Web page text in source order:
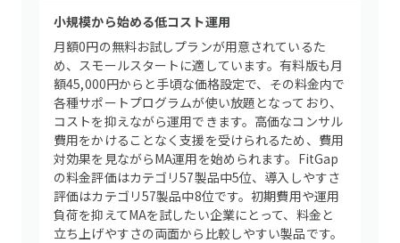
小規模から始める低コスト運用
月額0円の無料お試しプランが用意されているた
め、スモールスタートに適しています。有料版も月
額45,000円からと手頃な価格設定で、その料金内で
各種サポートプログラムが使い放題となっており、
コストを抑えながら運用できます。高価なコンサル
費用をかけることなく支援を受けられるため、費用
対効果を見ながらMA運用を始められます。FitGap
の料金評価はカテゴリ57製品中5位、導入しやすさ
評価はカテゴリ57製品中8位です。初期費用や運用
負荷を抑えてMAを試したい企業にとって、料金と
立ち上げやすさの両面から比較しやすい製品です。